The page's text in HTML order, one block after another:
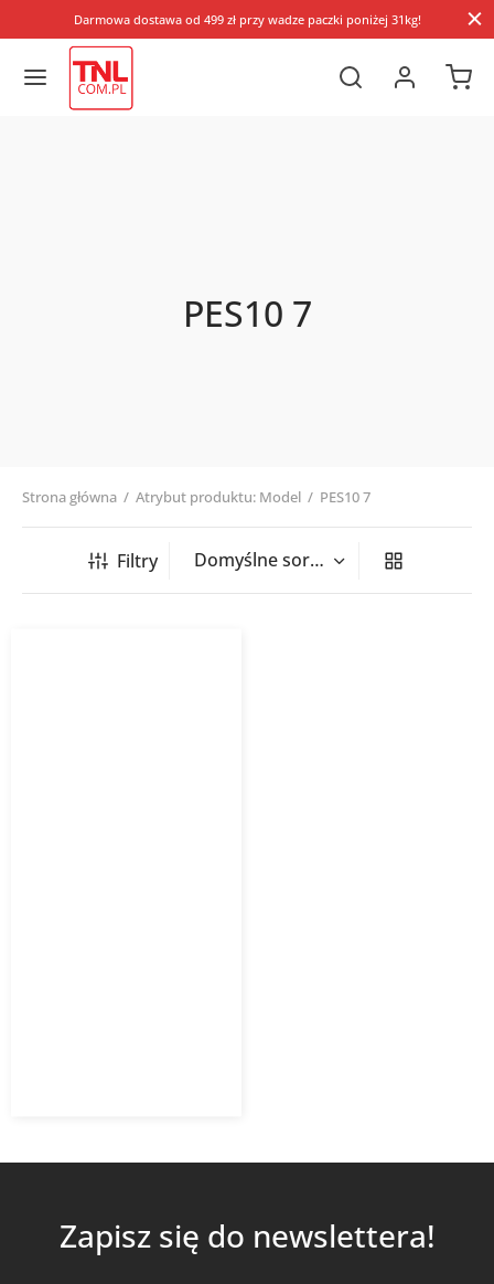
Darmowa dostawa od 499 zł przy wadze paczki poniżej 31kg!
PES10 7
Strona główna / Atrybut produktu: Model / PES10 7
Filtry
Zapisz się do newslettera!